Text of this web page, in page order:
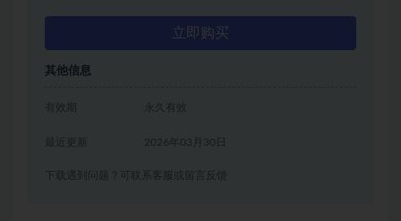
立即购买
其他信息
有效期 永久有效
2026年03月30日
下载遇到问题？可联系客服或留言反馈